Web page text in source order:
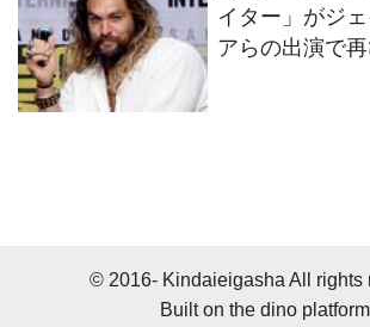
イター」がジ
アらの出演で
© 2016- Kindaieigasha All rights
Built on the dino platform